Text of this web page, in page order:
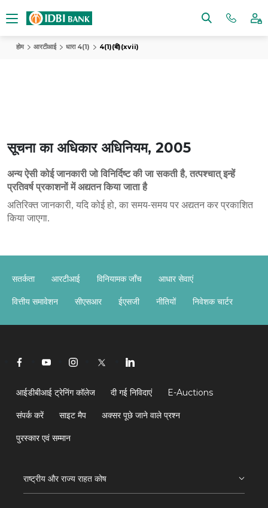
होम आरटीआई धारा 4(1) 4(1)(बी)(xvii)
सूचना का अधिकार अधिनियम, 2005
अन्य ऐसी कोई जानकारी जो विनिर्दिष्ट की जा सकती है, तत्पश्चात् इन्हें
प्रतिवर्ष प्रकाशनों में अद्यतन किया जाता है
अतिरिक्त जानकारी, यदि कोई हो, का समय-समय पर अद्यतन कर प्रकाशित
किया जाएगा.
सतर्कता आरटीआई विनियामक जाँच आधार सेवाएं
वित्तीय समावेशन सीएसआर ईएसजी नीतियों निवेशक चार्टर
आईडीबीआई ट्रेनिंग कॉलेज दी गई निविदाएं E-Auctions
संपर्क करें साइट मैप अक्सर पूछे जाने वाले प्रश्न
पुरस्कार एवं सम्मान
राष्ट्रीय और राज्य राहत कोष